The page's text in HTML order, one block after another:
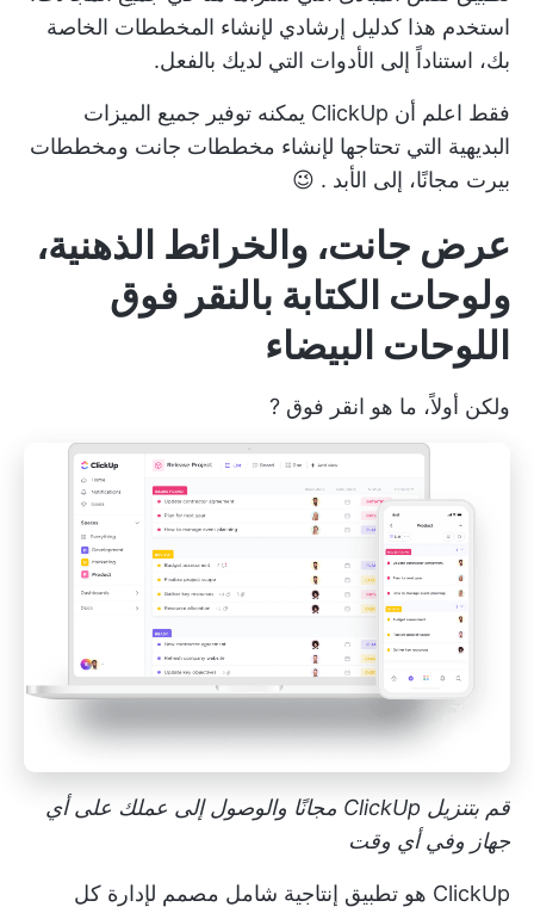
استخدم هذا كدليل إرشادي لإنشاء المخططات الخاصة
بك، استناداً إلى الأدوات التي لديك بالفعل.
فقط اعلم أن ClickUp يمكنه توفير جميع الميزات
البديهية التي تحتاجها لإنشاء مخططات جانت ومخططات
بيرت مجانًا، إلى الأبد . 😉
عرض جانت، والخرائط الذهنية،
ولوحات الكتابة بالنقر فوق
اللوحات البيضاء
ولكن أولاً، ما هو انقر فوق ?
قم بتنزيل ClickUp مجانًا والوصول إلى عملك على أي
جهاز وفي أي وقت
ClickUp هو تطبيق إنتاجية شامل مصمم لإدارة كل